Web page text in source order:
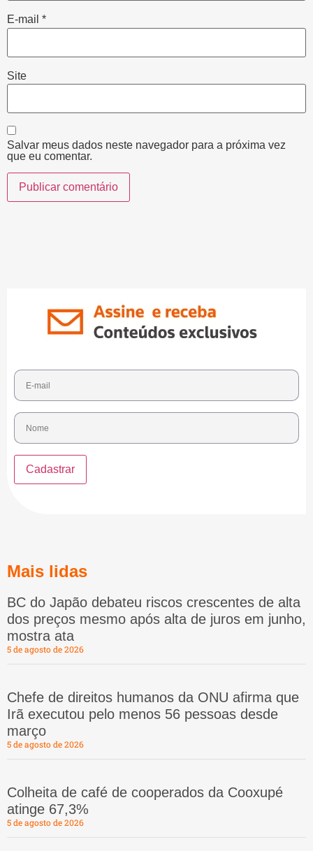
E-mail *
Site
Salvar meus dados neste navegador para a próxima vez
que eu comentar.
Mais lidas
BC do Japão debateu riscos crescentes de alta
dos preços mesmo após alta de juros em junho,
mostra ata
5 de agosto de 2026
Chefe de direitos humanos da ONU afirma que
Irã executou pelo menos 56 pessoas desde
março
5 de agosto de 2026
Colheita de café de cooperados da Cooxupé
atinge 67,3%
5 de agosto de 2026